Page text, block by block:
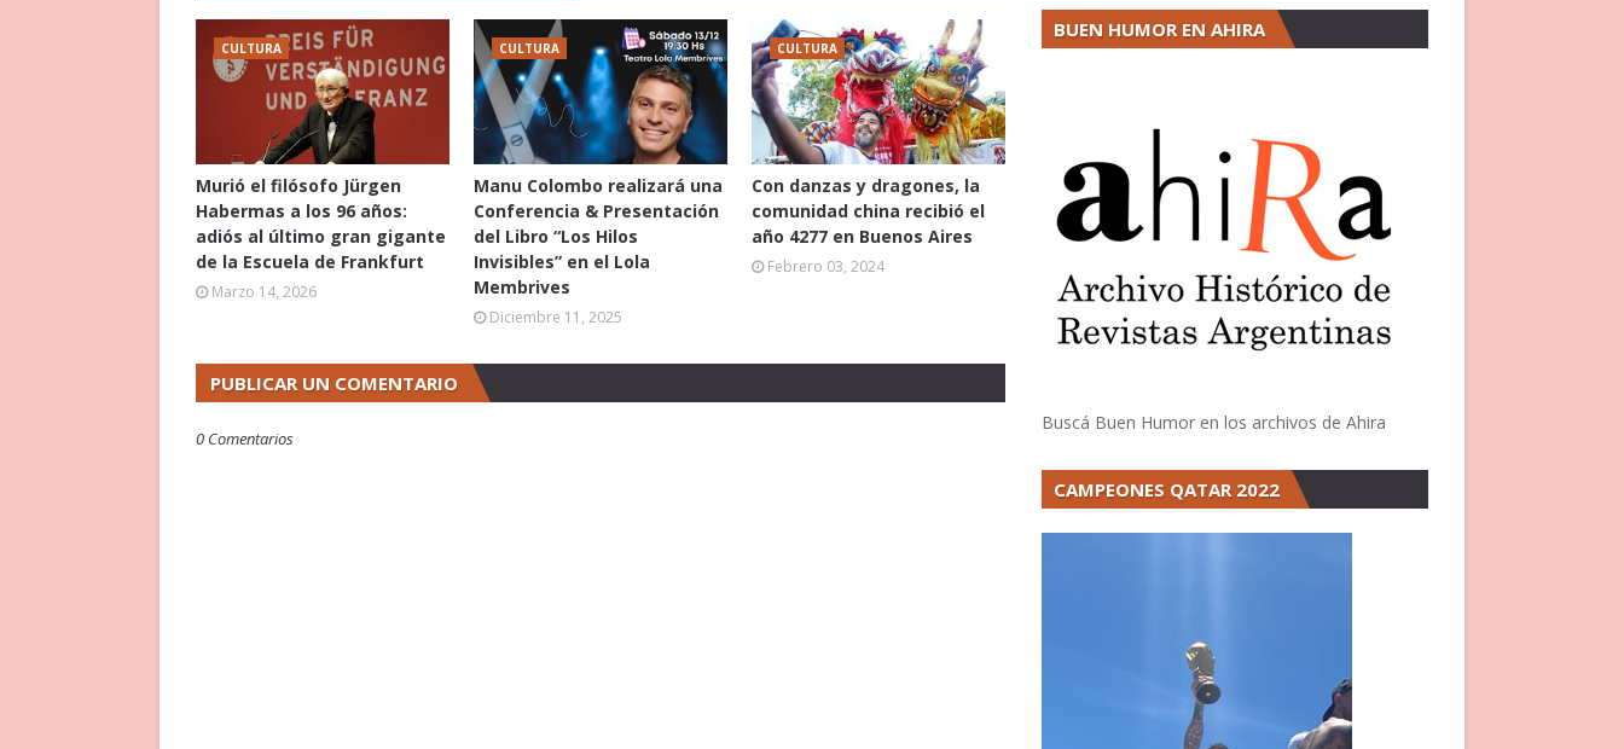
CULTURA
Murió el filósofo Jürgen
Habermas a los 96 años:
adiós al último gran gigante
de la Escuela de Frankfurt
Marzo 14, 2026
CULTURA
Manu Colombo realizará una
Conferencia & Presentación
del Libro “Los Hilos
Invisibles” en el Lola
Membrives
Diciembre 11, 2025
CULTURA
Con danzas y dragones, la
comunidad china recibió el
año 4277 en Buenos Aires
Febrero 03, 2024
PUBLICAR UN COMENTARIO
0 Comentarios
BUEN HUMOR EN AHIRA
Buscá Buen Humor en los archivos de Ahira
CAMPEONES QATAR 2022